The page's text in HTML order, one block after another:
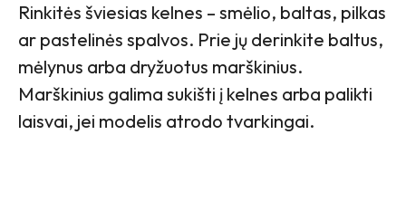
Rinkitės šviesias kelnes – smėlio, baltas, pilkas
ar pastelinės spalvos. Prie jų derinkite baltus,
mėlynus arba dryžuotus marškinius.
Marškinius galima sukišti į kelnes arba palikti
laisvai, jei modelis atrodo tvarkingai.